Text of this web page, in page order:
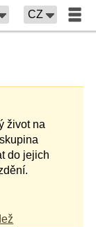
CZ
život na
do jejich